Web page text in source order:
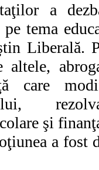
a
tema
Liberală.
care
şi
a fost